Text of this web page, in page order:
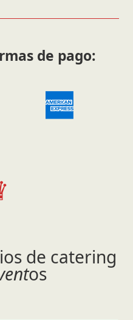
de pago:
de catering
os